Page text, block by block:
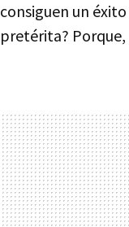
consiguen un
pretérita?